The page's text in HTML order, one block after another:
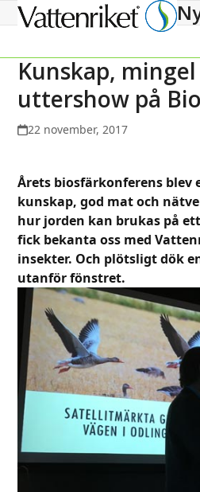
Open
menu
Close
menu
Kunskap,
uttershow på
22 november, 2017
Årets biosfärkonferens blev
kunskap, god mat och
hur jorden kan brukas på
fick bekanta oss med
insekter. Och plötsligt dök
utanför fönstret.